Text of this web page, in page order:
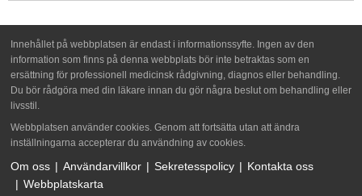
Innehållet på webbplatsen är endast i informationssyfte. Ingen av den
information som finns på denna webbplats bör inte betraktas som en
ersättning för professionell medicinsk rådgivning, diagnos eller behandling.
Du bör rådgöra med din läkare innan du gör några beslut om behandling eller
livsstil.
Webbplatsen använder cookies. Genom att fortsätta utan att ändra
inställningarna accepterar du användning av cookies.
Om oss Användarvillkor Sekretesspolicy
Kontakta oss
Webbplatskarta